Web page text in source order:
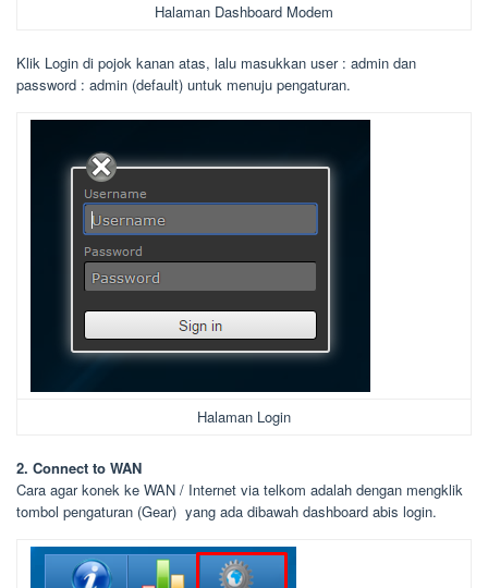
Halaman Dashboard Modem
Klik Login di pojok kanan atas, lalu masukkan user : admin dan
password : admin (default) untuk menuju pengaturan.
Halaman Login
2. Connect to WAN
Cara agar konek ke WAN / Internet via telkom adalah dengan mengklik
tombol pengaturan (Gear) yang ada dibawah dashboard abis login.